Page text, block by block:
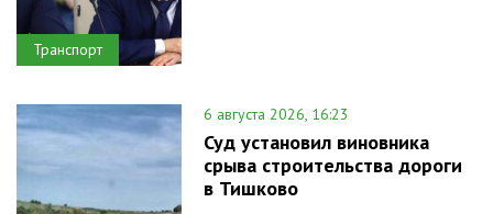
Транспорт
6 августа 2026, 16:23
Суд установил виновника
срыва строительства дороги
в Тишково